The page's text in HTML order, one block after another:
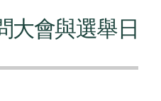
大會與選舉日